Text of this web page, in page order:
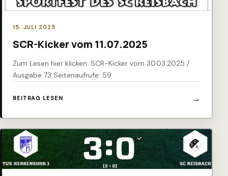
15. JULI 2025
SCR-Kicker vom 11.07.2025
Zum Lesen hier klicken: SCR-Kicker vom 30.03.2025 /
Ausgabe 73 Seitenaufrufe: 59
BEITRAG LESEN